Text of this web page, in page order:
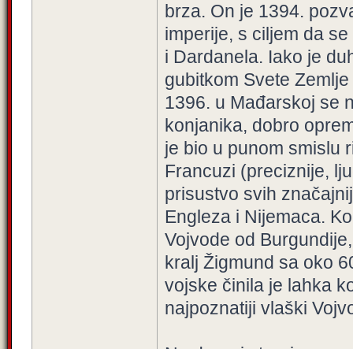
brza. On je 1394.
imperije, s ciljem da
i Dardanela. Iako je
gubitkom Svete
1396. u Mađarskoj se
konjanika, dobro
je bio u punom smislu
Francuzi (preciznije,
prisustvo svih
Engleza i Nijemaca.
Vojvode od
kralj Žigmund sa oko
vojske činila je lahka
najpoznatiji vlaški